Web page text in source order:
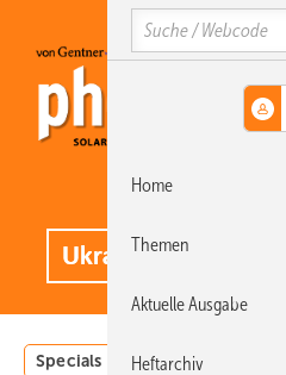
Hauptinhalt
Hauptmenü
SiteSearch
Specials Einstrahlungsatlas
Search
Home
Themen
Aktuelle Ausgabe
Heftarchiv